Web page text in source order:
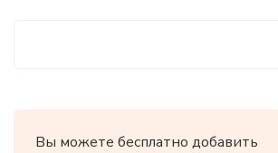
Вы можете бесплатно добавить